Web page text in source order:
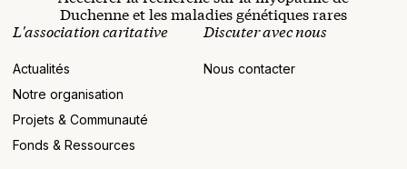
Duchenne et les maladies génétiques rares
L'association caritative
Actualités
Notre organisation
Projets & Communauté
Fonds & Ressources
Discuter avec nous
Nous contacter